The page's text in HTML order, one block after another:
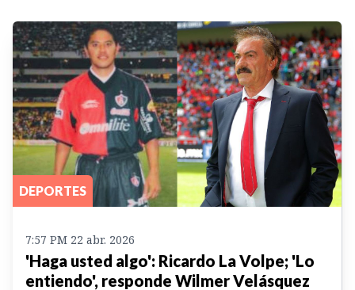
DEPORTES
7:57 PM 22 abr. 2026
'Haga usted algo': Ricardo La Volpe; 'Lo
entiendo', responde Wilmer Velásquez